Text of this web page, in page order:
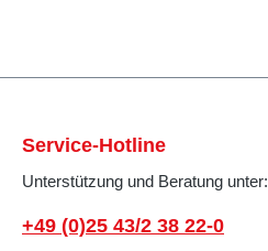
Service-Hotline
Unterstützung und Beratung unter:
+49 (0)25 43/2 38 22-0